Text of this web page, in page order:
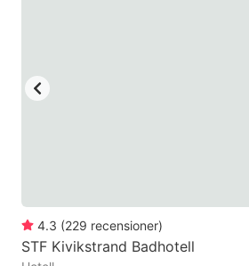
4.3 (229 recensioner)
STF Kivikstrand Badhotell